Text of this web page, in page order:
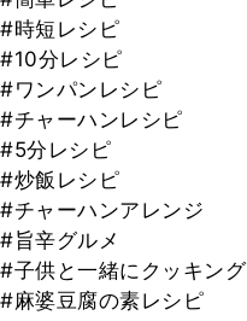
#時短レシピ
#10分レシピ
#ワンパンレシピ
#チャーハンレシピ
#5分レシピ
#炒飯レシピ
#チャーハンアレンジ
#旨辛グルメ
#子供と一緒にクッキング
#麻婆豆腐の素レシピ